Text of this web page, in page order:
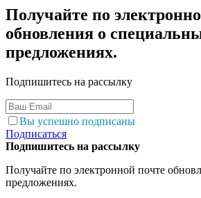
Получайте по
обновления о
предложениях.
Подпишитесь на рассылку
Вы успешно подписаны
Подписаться
Подпишитесь на рассылку
Получайте по электронной почте
предложениях.